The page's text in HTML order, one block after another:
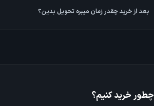
بعد از خرید چقدر زمان میبره تحویل بدین؟
چطور خرید کنیم؟